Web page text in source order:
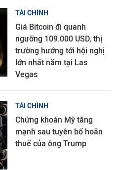
TÀI CHÍNH
Giá Bitcoin đi quanh
ngưỡng 109.000 USD, thị
trường hướng tới hội nghị
lớn nhất năm tại Las
Vegas
TÀI CHÍNH
Chứng khoán Mỹ tăng
mạnh sau tuyên bố hoãn
thuế của ông Trump